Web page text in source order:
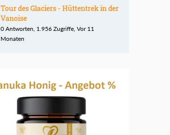
Tour des Glaciers - Hüttentrek in der
Vanoise
0 Antworten, 1.956 Zugriffe, Vor 11
Monaten